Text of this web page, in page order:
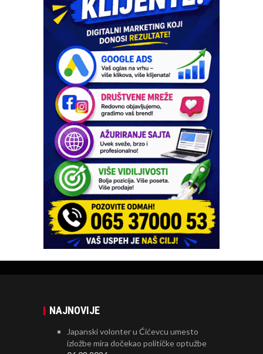
NAJNOVIJE
Japanski volonter u Ćićevcu umesto
izložbe mira dočekao političke optužbe